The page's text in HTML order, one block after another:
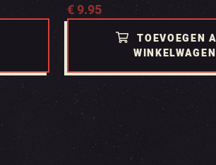
€9.95
TOEVOEGEN
WINKELWAGEN